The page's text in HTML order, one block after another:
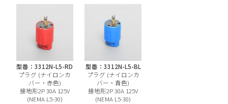
型番：3312N-L5-RD
プラグ (ナイロンカ
バー・赤色)
接地形2P 30A 125V
(NEMA L5-30)
型番：3312N-L5-BL
プラグ (ナイロンカ
バー・青色)
接地形2P 30A 125V
(NEMA L5-30)